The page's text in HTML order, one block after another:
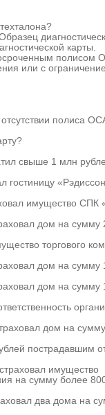
карты.
полисом
или с
полиса
свыше 1 млн
гостиницу
имущество СПК
дом на сумму
торгового
дом на сумму
дом на сумму
дом на
пострадавшим
имущество
на сумму более
два дома на